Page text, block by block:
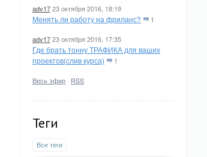
adv1723 октября 2016, 18:19
Менять ли работу на фриланс? 1
adv1723 октября 2016, 17:35
Где брать тонну ТРАФИКА для ваших
проектов(слив курса)
1
Весь эфир · RSS
Теги
Все теги